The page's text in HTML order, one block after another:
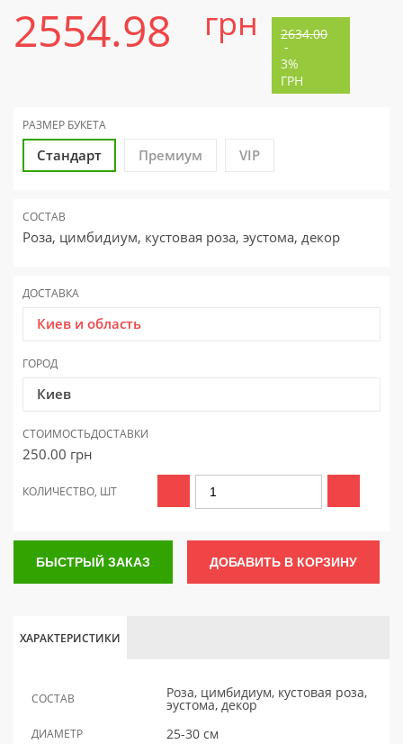
2554.98 грн 2634.00
-
3%
ГРН
РАЗМЕР БУКЕТА
Стандарт Премиум VIP
СОСТАВ
Роза, цимбидиум, кустовая роза, эустома, декор
ДОСТАВКА
Киев и область
ГОРОД
Киев
СТОИМОСТЬДОСТАВКИ
250.00 грн
КОЛИЧЕСТВО, ШТ
БЫСТРЫЙ ЗАКАЗ ДОБАВИТЬ В КОРЗИНУ
ХАРАКТЕРИСТИКИ
СОСТАВ Роза, цимбидиум, кустовая роза,
эустома, декор
ДИАМЕТР 25-30 см